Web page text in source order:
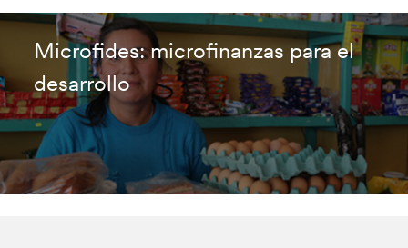
Microfides: microfinanzas para el
desarrollo